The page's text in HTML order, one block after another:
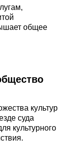
общее
культур
суда
культурного